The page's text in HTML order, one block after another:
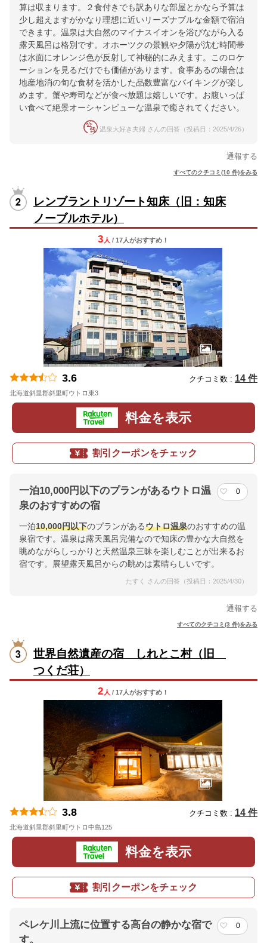
算は収まります。２食付きでも訳ありな部屋とかなら予算は
少し超えますがかなり理想に近いリーズナブルな金額で宿泊
できます。温泉は大自然のマイナスイオンを浴びながら入る
露天風呂は格別です。オホーツクの景観や夕陽が沈む時間帯
は水面にオレンジ色が反射して神秘的にみえます。このロケ
ーションを見るだけでも価値があります。食事あるの場合は
地産地消の旬な食材を活かした品数豊富なバイキングが楽し
めます。蟹や寿司などが食べ放題は嬉しいです。お腹いっぱ
い食べて絶景オーシャンビューな温泉で癒されてください。
温泉大好き夫婦 さんの回答（投稿日：2025/4/26）
通報する
すべてのクチコミ(10 件)をみる
レンブラントリゾート知床（旧：知床
ノーブルホテル）
3 人 / 17人がおすすめ！
3.6 クチコミ数 : 14 件
北海道斜里郡斜里町ウトロ東3
料金を表示
割引クーポンをチェック
一泊10,000円以下のプランがあるウトロ温
泉のおすすめの宿
0
一泊10,000円以下のプランがあるウトロ温泉のおすすめの温
泉宿です。温泉は露天風呂完備なので知床の豊かな大自然を
眺めながらしっかりと天然温泉三昧を楽しむことが出来るお
宿です。展望露天風呂からの眺めは素晴らしいです。
たすく さんの回答（投稿日：2025/4/30）
通報する
すべてのクチコミ(3 件)をみる
世界自然遺産の宿 しれとこ村（旧
つくだ荘）
2 人 / 17人がおすすめ！
3.8 クチコミ数 : 14 件
北海道斜里郡斜里町ウトロ中島125
料金を表示
割引クーポンをチェック
ペレケ川上流に位置する高台の静かな宿で
す。
0